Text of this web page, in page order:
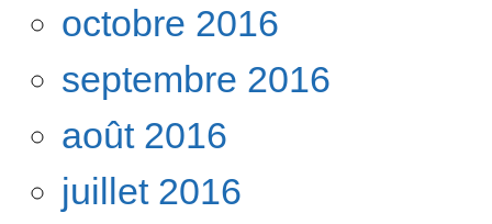
octobre 2016
septembre 2016
août 2016
juillet 2016